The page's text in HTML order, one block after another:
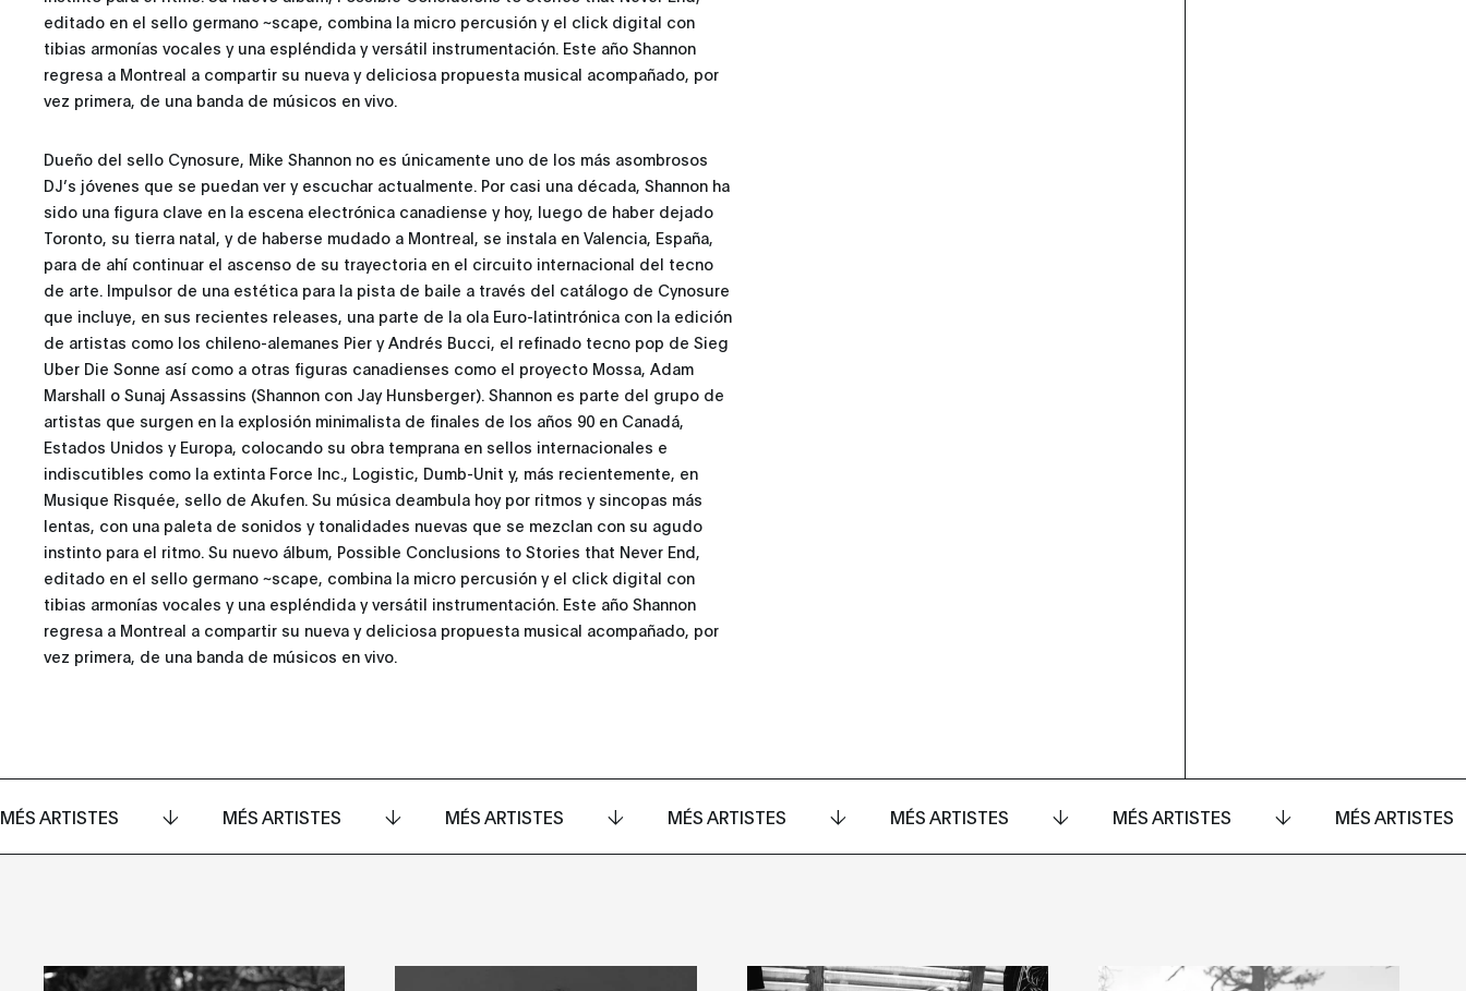
editado en el sello germano ~scape, combina la micro percusión y el click digital con
tibias armonías vocales y una espléndida y versátil instrumentación. Este año Shannon
regresa a Montreal a compartir su nueva y deliciosa propuesta musical acompañado, por
vez primera, de una banda de músicos en vivo.
Dueño del sello Cynosure, Mike Shannon no es únicamente uno de los más asombrosos
DJ’s jóvenes que se puedan ver y escuchar actualmente. Por casi una década, Shannon ha
sido una figura clave en la escena electrónica canadiense y hoy, luego de haber dejado
Toronto, su tierra natal, y de haberse mudado a Montreal, se instala en Valencia, España,
para de ahí continuar el ascenso de su trayectoria en el circuito internacional del tecno
de arte. Impulsor de una estética para la pista de baile a través del catálogo de Cynosure
que incluye, en sus recientes releases, una parte de la ola Euro-latintrónica con la edición
de artistas como los chileno-alemanes Pier y Andrés Bucci, el refinado tecno pop de Sieg
Uber Die Sonne así como a otras figuras canadienses como el proyecto Mossa, Adam
Marshall o Sunaj Assassins (Shannon con Jay Hunsberger). Shannon es parte del grupo de
artistas que surgen en la explosión minimalista de finales de los años 90 en Canadá,
Estados Unidos y Europa, colocando su obra temprana en sellos internacionales e
indiscutibles como la extinta Force Inc., Logistic, Dumb-Unit y, más recientemente, en
Musique Risquée, sello de Akufen. Su música deambula hoy por ritmos y sincopas más
lentas, con una paleta de sonidos y tonalidades nuevas que se mezclan con su agudo
instinto para el ritmo. Su nuevo álbum, Possible Conclusions to Stories that Never End,
editado en el sello germano ~scape, combina la micro percusión y el click digital con
tibias armonías vocales y una espléndida y versátil instrumentación. Este año Shannon
regresa a Montreal a compartir su nueva y deliciosa propuesta musical acompañado, por
vez primera, de una banda de músicos en vivo.
MÉS ARTISTES MÉS ARTISTES MÉS ARTISTES MÉS ARTISTES MÉS ARTISTES MÉS ARTISTES MÉS ARTISTES